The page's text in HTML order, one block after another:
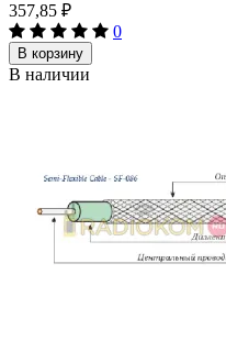
357,85 ₽
0
В корзину
В наличии